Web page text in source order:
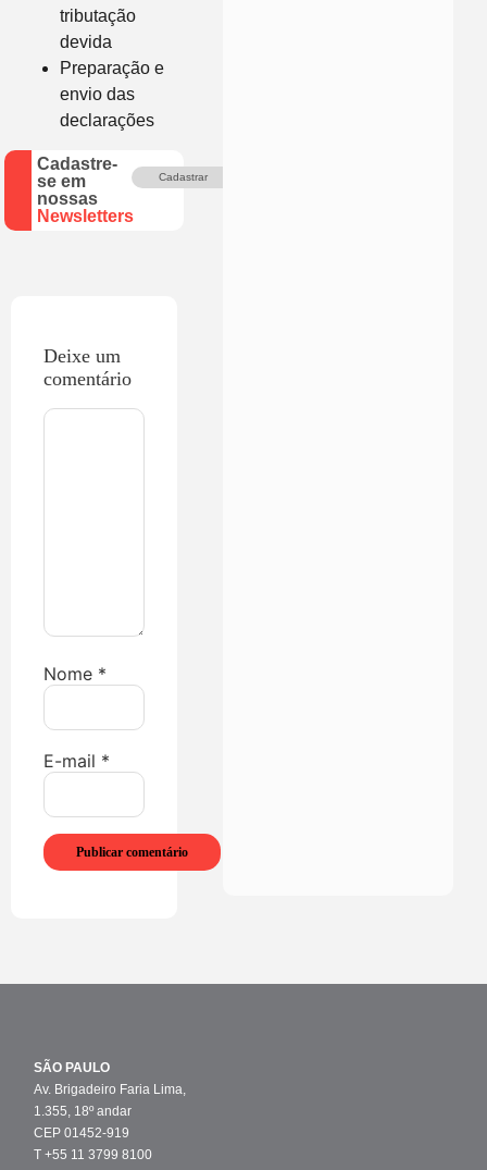
tributação
devida
Preparação e
envio das
declarações
Cadastre-
se em
nossas
Newsletters
Cadastrar
Deixe um
comentário
Nome *
E-mail *
SÃO PAULO
Av. Brigadeiro Faria Lima,
1.355, 18º andar
CEP 01452-919
T +55 11 3799 8100